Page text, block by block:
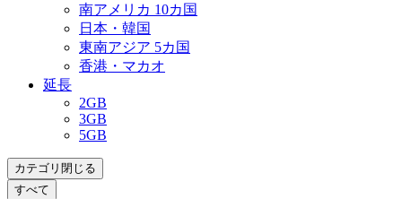
南アメリカ 10カ国
日本・韓国
東南アジア 5カ国
香港・マカオ
延長
2GB
3GB
5GB
カテゴリ閉じる
すべて